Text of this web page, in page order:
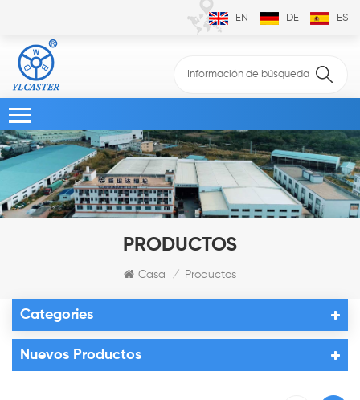
EN DE ES
PRODUCTOS
Casa / Productos
Categories
Nuevos Productos